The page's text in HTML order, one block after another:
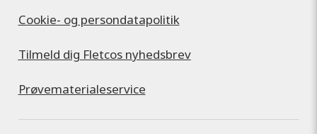
Cookie- og persondatapolitik
Tilmeld dig Fletcos nyhedsbrev
Prøvematerialeservice